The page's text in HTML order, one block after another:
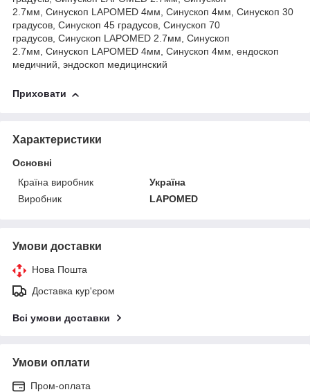
2.7мм, Синускоп LAPOMED 4мм, Синускоп 4мм, Синускоп 30
градусов, Синускоп 45 градусов, Синускоп 70
градусов, Синускоп LAPOMED 2.7мм, Синускоп
2.7мм, Синускоп LAPOMED 4мм, Синускоп 4мм, ендоскоп
медичний, эндоскоп медицинский
Приховати
Характеристики
Основні
Країна виробник
Україна
Виробник
LAPOMED
Умови доставки
Нова Пошта
Доставка кур'єром
Всі умови доставки
Умови оплати
Пром-оплата